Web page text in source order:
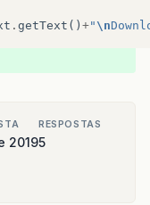
. getText () +" \n
2019
RESPOSTAS
5